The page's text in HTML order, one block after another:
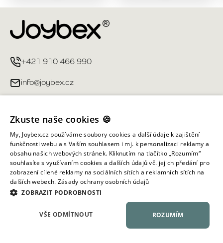
+421 910 466 990
info@joybex.cz
Můj účet
Informace obchodu
Všechna práva vyhrazena ©
Zkuste naše cookies 🍪
My, Joybex.cz používáme soubory cookies a další údaje k zajištění
funkčnosti webu a s Vaším souhlasem i mj. k personalizaci reklamy a
obsahu našich webových stránek. Kliknutím na tlačítko „Rozumím“
souhlasíte s využívaním cookies a dalších údajů vč. jejich předání pro
zobrazení cílené reklamy na sociálních sítích a reklamních sítích na
dalších webech. Zásady ochrany osobních údajů
ZOBRAZIT PODROBNOSTI
ROZUMÍM
VŠE ODMÍTNOUT